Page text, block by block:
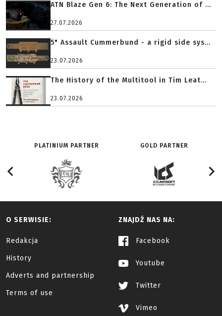
ATN Blaze Gen 6: The Next Generation of ...
27.07.2026
5" Assault Cummerbund - a rigid side sys...
23.07.2026
The History of the Multitool in Tim Leat...
23.07.2026
PLATINIUM PARTNER GOLD PARTNER
O SERWISIE:
Redakcja
History
Adverts and partnership
Terms of use
ZNAJDŹ NAS NA:
Facebook
Youtube
Twitter
Vimeo